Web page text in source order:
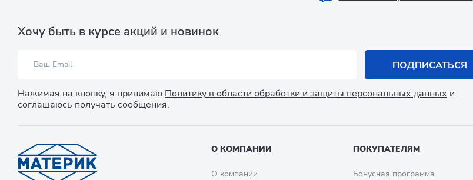
Хочу быть в курсе акций и новинок
ПОДПИСАТЬСЯ
Нажимая на кнопку, я принимаю Политику в области обработки и защиты персональных данных и
соглашаюсь получать сообщения.
О КОМПАНИИ
О компании
ПОКУПАТЕЛЯМ
Бонусная программа